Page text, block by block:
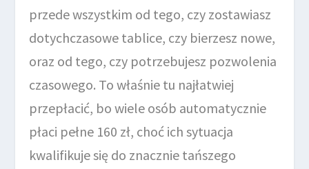
przede wszystkim od tego, czy zostawiasz
dotychczasowe tablice, czy bierzesz nowe,
oraz od tego, czy potrzebujesz pozwolenia
czasowego. To właśnie tu najłatwiej
przepłacić, bo wiele osób automatycznie
płaci pełne 160 zł, choć ich sytuacja
kwalifikuje się do znacznie tańszego